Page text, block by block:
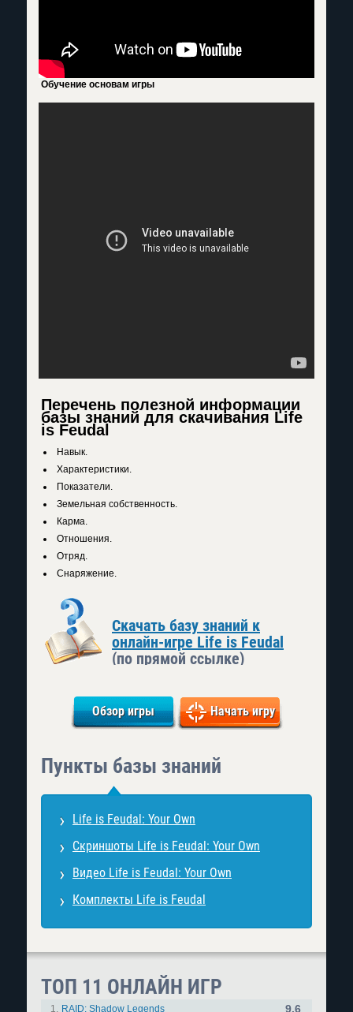
Обучение основам игры
Перечень полезной информации
базы знаний для скачивания Life
is Feudal
Навык.
Характеристики.
Показатели.
Земельная собственность.
Карма.
Отношения.
Отряд.
Снаряжение.
Скачать базу знаний к
онлайн-игре Life is Feudal
(по прямой ссылке)
Обзор игры Начать игру
Пункты базы знаний
Life is Feudal: Your Own
Скриншоты Life is Feudal: Your Own
Видео Life is Feudal: Your Own
Комплекты Life is Feudal
ТОП 11 ОНЛАЙН ИГР
1. RAID: Shadow Legends 9.6